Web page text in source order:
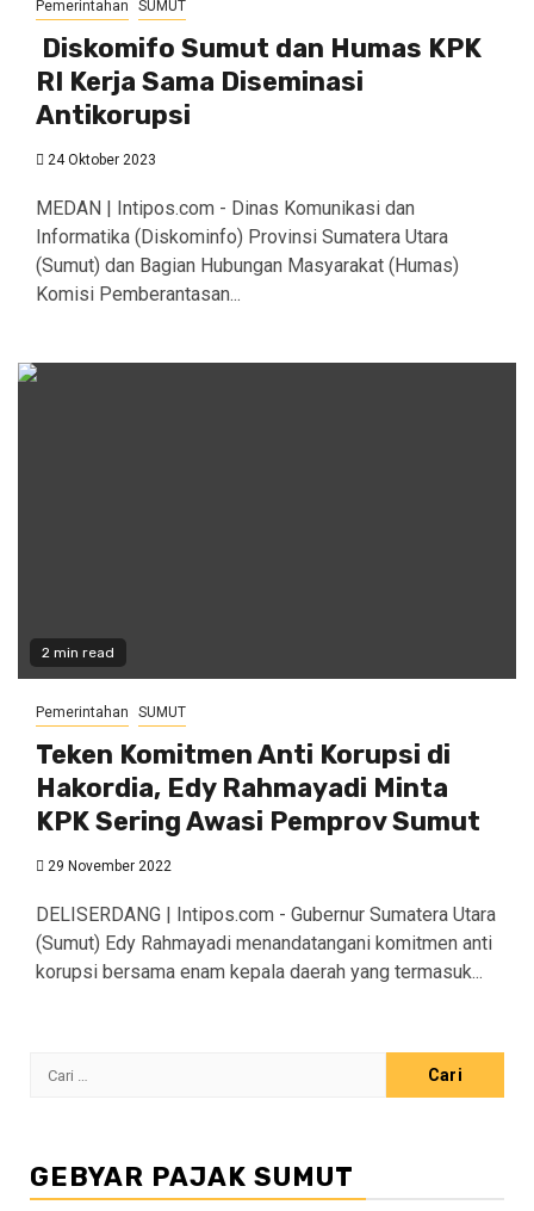
Pemerintahan SUMUT
Diskomifo Sumut dan Humas KPK
RI Kerja Sama Diseminasi
Antikorupsi
24 Oktober 2023
MEDAN | Intipos.com - Dinas Komunikasi dan
Informatika (Diskominfo) Provinsi Sumatera Utara
(Sumut) dan Bagian Hubungan Masyarakat (Humas)
Komisi Pemberantasan...
2 min read
Pemerintahan SUMUT
Teken Komitmen Anti Korupsi di
Hakordia, Edy Rahmayadi Minta
KPK Sering Awasi Pemprov Sumut
29 November 2022
DELISERDANG | Intipos.com - Gubernur Sumatera Utara
(Sumut) Edy Rahmayadi menandatangani komitmen anti
korupsi bersama enam kepala daerah yang termasuk...
Cari
GEBYAR PAJAK SUMUT